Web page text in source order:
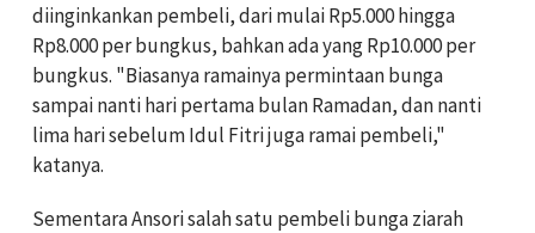
diinginkankan pembeli, dari mulai Rp5.000 hingga
Rp8.000 per bungkus, bahkan ada yang Rp10.000 per
bungkus. "Biasanya ramainya permintaan bunga
sampai nanti hari pertama bulan Ramadan, dan nanti
lima hari sebelum Idul Fitri juga ramai pembeli,"
katanya.
Sementara Ansori salah satu pembeli bunga ziarah